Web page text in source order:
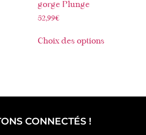
gorge Plunge
52,99€
Choix des options
CONNECTÉS !